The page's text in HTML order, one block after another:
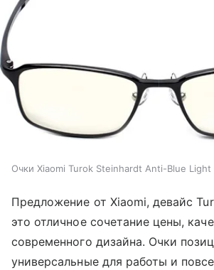
Очки Xiaomi Turok Steinhardt Anti-Blue Light
Предложение от Xiaomi, девайс
это отличное сочетание цены,
современного дизайна. Очки
универсальные для работы и